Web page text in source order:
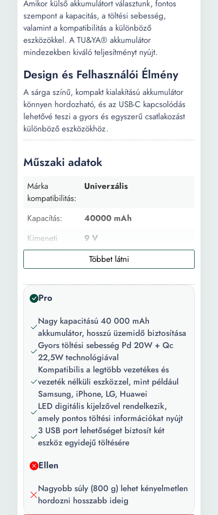
Amikor külső akkumulátort választunk, fontos
szempont a kapacitás, a töltési sebesség,
valamint a kompatibilitás a különböző
eszközökkel. A TU&YA® akkumulátor
mindezekben kiváló teljesítményt nyújt.
Design és Felhasználói Élmény
A sárga színű, kompakt kialakítású akkumulátor
könnyen hordozható, és az USB-C kapcsolódás
lehetővé teszi a gyors és egyszerű csatlakozást
különböző eszközökhöz.
Műszaki adatok
Márka
kompatibilitás:
Univerzális
Kapacítás:
40000 mAh
Kimeneti
feszültség:
9 V
Kimeneti
áramerősség:
1 A
USB portok
Töltési idő:
3 h
Anyag:
ABP + PC műanyag
Védelmi
funkciók:
rövidzárlat, túlmelegedés,
nagy áram
Funkciók:
Telefonok és
mobileszközök töltése; A
kettős USB port lehetővé
teszi két eszköz egyidejű
tartalma:
Kapcsolódás:
USB Lightning USB-C
Pro
Nagy kapacitású 40 000 mAh
akkumulátor, hosszú üzemidő biztosítása
Gyors töltési sebesség Pd 20W + Qc
22,5W technológiával
Kompatibilis a legtöbb vezetékes és
vezeték nélküli eszközzel, mint például
Samsung, iPhone, LG, Huawei
LED digitális kijelzővel rendelkezik,
amely pontos töltési információkat nyújt
3 USB port lehetőséget biztosít két
eszköz egyidejű töltésére
Ellen
Nagyobb súly (800 g) lehet kényelmetlen
hordozni hosszabb ideig